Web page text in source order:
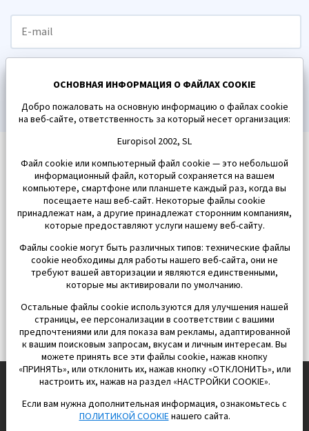
ПОДПИСАТЬСЯ
EUROPISOL 2002 S.L.
ОСНОВНАЯ ИНФОРМАЦИЯ О ФАЙЛАХ COOKIE
Добро пожаловать на основную информацию о файлах cookie
на веб-сайте, ответственность за который несет организация:
Europisol 2002, SL
Файл cookie или компьютерный файл cookie — это небольшой
информационный файл, который сохраняется на вашем
компьютере, смартфоне или планшете каждый раз, когда вы
посещаете наш веб-сайт. Некоторые файлы cookie
принадлежат нам, а другие принадлежат сторонним компаниям,
которые предоставляют услуги нашему веб-сайту.
Файлы cookie могут быть различных типов: технические файлы
cookie необходимы для работы нашего веб-сайта, они не
требуют вашей авторизации и являются единственными,
которые мы активировали по умолчанию.
Остальные файлы cookie используются для улучшения нашей
страницы, ее персонализации в соответствии с вашими
предпочтениями или для показа вам рекламы, адаптированной
к вашим поисковым запросам, вкусам и личным интересам. Вы
можете принять все эти файлы cookie, нажав кнопку
«ПРИНЯТЬ», или отклонить их, нажав кнопку «ОТКЛОНИТЬ», или
настроить их, нажав на раздел «НАСТРОЙКИ COOKIE».
Если вам нужна дополнительная информация, ознакомьтесь с
ПОЛИТИКОЙ COOKIEнашего сайта.